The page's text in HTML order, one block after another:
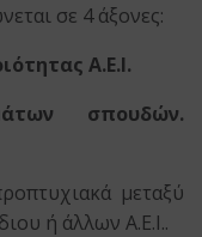
σε 4 άξονες:
Α.Ε.Ι.
σπουδών.
μεταξύ
ή άλλων Α.Ε.Ι..